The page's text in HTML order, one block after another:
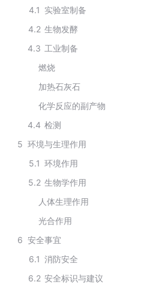
4.1 实验室制备
4.2 生物发酵
4.3 工业制备
燃烧
加热石灰石
化学反应的副产物
4.4 检测
5 环境与生理作用
5.1 环境作用
5.2 生物学作用
人体生理作用
光合作用
6 安全事宜
6.1 消防安全
6.2 安全标识与建议